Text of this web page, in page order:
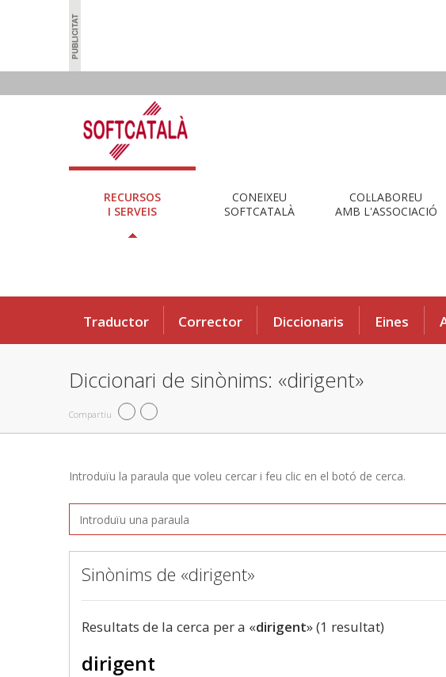
RECURSOS
I SERVEIS
CONEIXEU
SOFTCATALÀ
COL·LABOREU
AMB L'ASSOCIACIÓ
Traductor Corrector Diccionaris Eines
Diccionari de sinònims: «dirigent»
Compartiu
Introduïu la paraula que voleu cercar i feu clic en el botó de cerca.
Sinònims de «dirigent»
Resultats de la cerca per a «dirigent» (1 resultat)
dirigent